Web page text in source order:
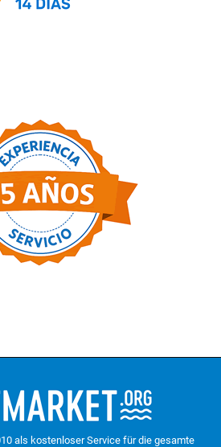
als kostenloser Service für die gesamte